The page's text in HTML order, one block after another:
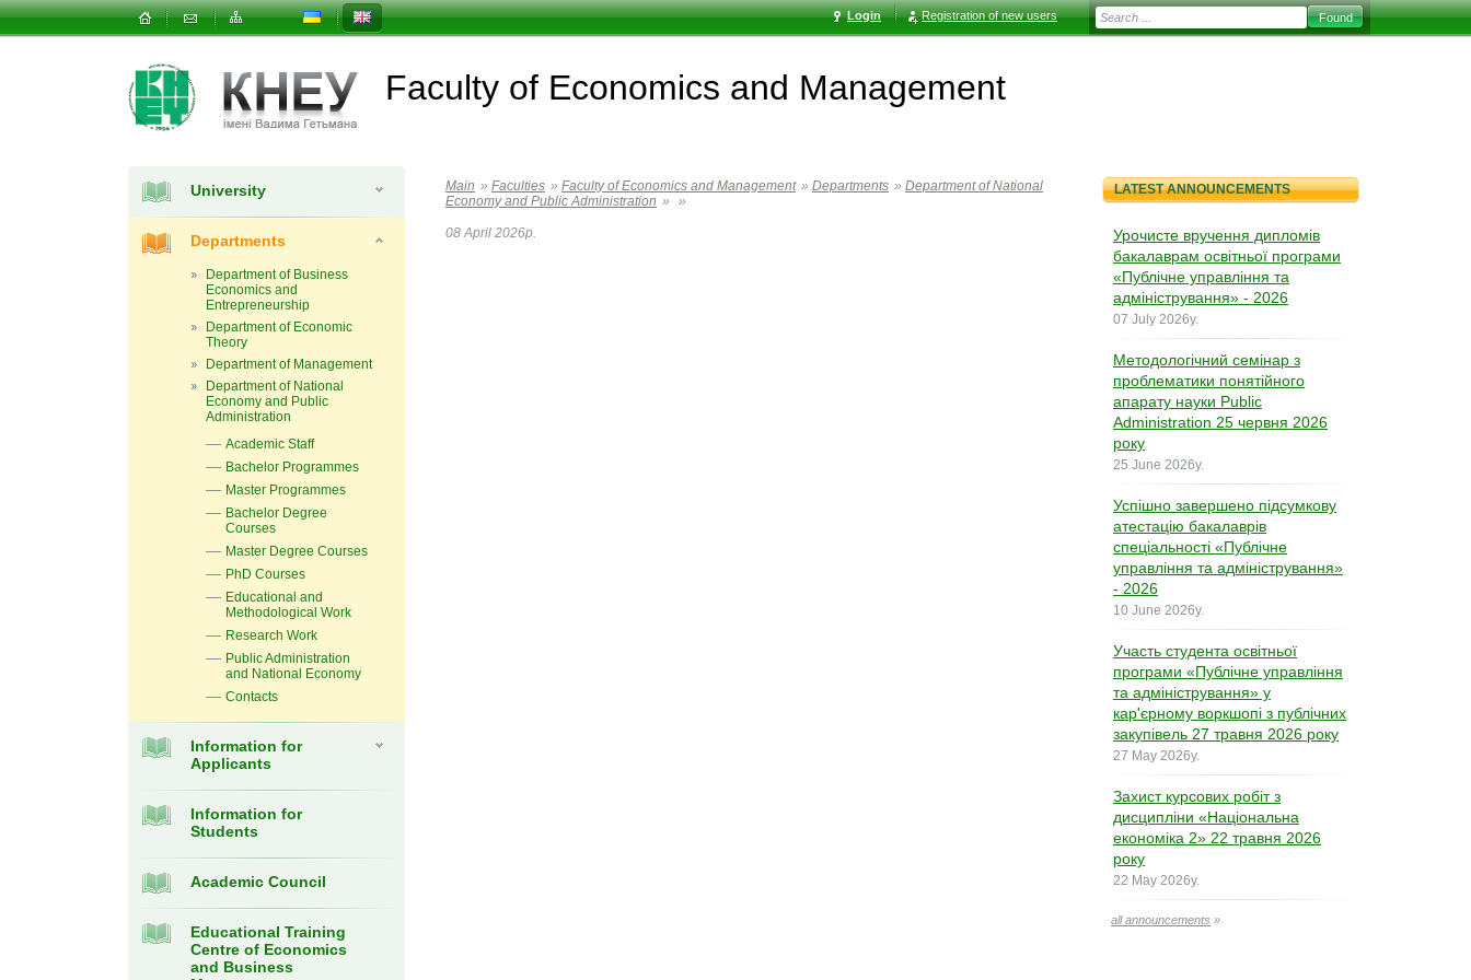
Login Registration of new users
Faculty of Economics and Management
University
Departments
Department of Business
Economics and
Entrepreneurship
Department of Economic
Theory
Department of Management
Department of National
Economy and Public
Administration
Academic Staff
Bachelor Programmes
Master Programmes
Bachelor Degree
Courses
Master Degree Courses
PhD Courses
Educational and
Methodological Work
Research Work
Public Administration
and National Economy
Contacts
Information for
Applicants
Information for
Students
Academic Council
Educational Training
Centre of Economics
and Business
Main » Faculties » Faculty of Economics and Management » Departments » Department of National
Economy and Public Administration » »
08 April 2026р.
LATEST ANNOUNCEMENTS
Урочисте вручення дипломів
бакалаврам освітньої програми
«Публічне управління та
адміністрування» - 2026
07 July 2026y.
Методологічний семінар з
проблематики понятійного
апарату науки Public
Administration 25 червня 2026
року
25 June 2026y.
Успішно завершено підсумкову
атестацію бакалаврів
спеціальності «Публічне
управління та адміністрування»
- 2026
10 June 2026y.
Участь студента освітньої
програми «Публічне управління
та адміністрування» у
кар'єрному воркшопі з публічних
закупівель 27 травня 2026 року
27 May 2026y.
Захист курсових робіт з
дисципліни «Національна
економіка 2» 22 травня 2026
року
22 May 2026y.
all announcements »